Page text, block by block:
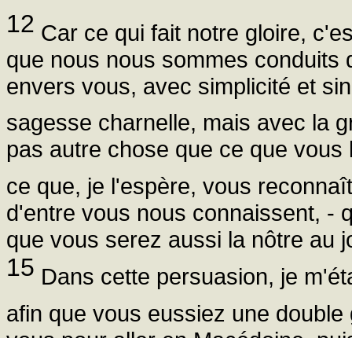
12 Car ce qui fait notre gloire,
que nous nous sommes conduits
envers vous, avec simplicité et
sagesse charnelle, mais avec la
pas autre chose que ce que
ce que, je l'espère, vous
d'entre vous nous connaissent, -
que vous serez aussi la nôtre au
15 Dans cette persuasion, je
afin que vous eussiez une